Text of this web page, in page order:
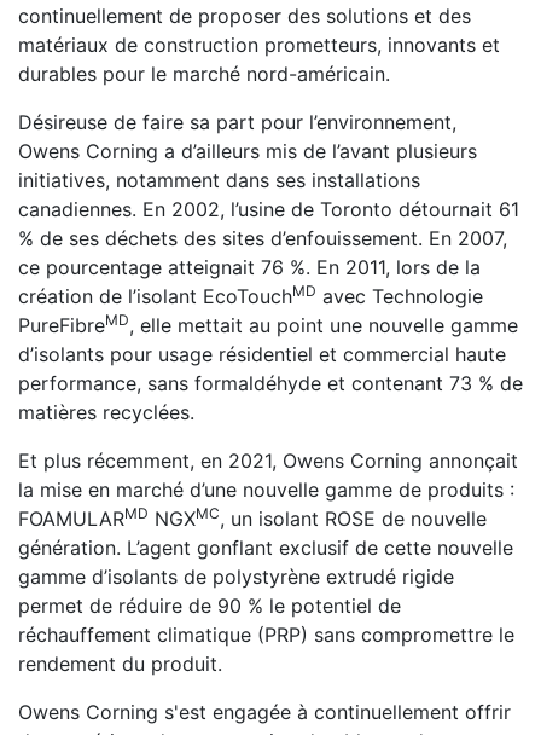
continuellement de proposer des solutions et des
matériaux de construction prometteurs, innovants et
durables pour le marché nord-américain.
Désireuse de faire sa part pour l’environnement,
Owens Corning a d’ailleurs mis de l’avant plusieurs
initiatives, notamment dans ses installations
canadiennes. En 2002, l’usine de Toronto détournait 61
% de ses déchets des sites d’enfouissement. En 2007,
ce pourcentage atteignait 76 %. En 2011, lors de la
création de l’isolant EcoTouchMD avec Technologie
PureFibreMD, elle mettait au point une nouvelle gamme
d’isolants pour usage résidentiel et commercial haute
performance, sans formaldéhyde et contenant 73 % de
matières recyclées.
Et plus récemment, en 2021, Owens Corning annonçait
la mise en marché d’une nouvelle gamme de produits :
FOAMULARMD NGXMC, un isolant ROSE de nouvelle
génération. L’agent gonflant exclusif de cette nouvelle
gamme d’isolants de polystyrène extrudé rigide
permet de réduire de 90 % le potentiel de
réchauffement climatique (PRP) sans compromettre le
rendement du produit.
Owens Corning s'est engagée à continuellement offrir